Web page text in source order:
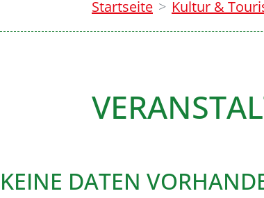
Startseite Kultur &
KEINE DATEN